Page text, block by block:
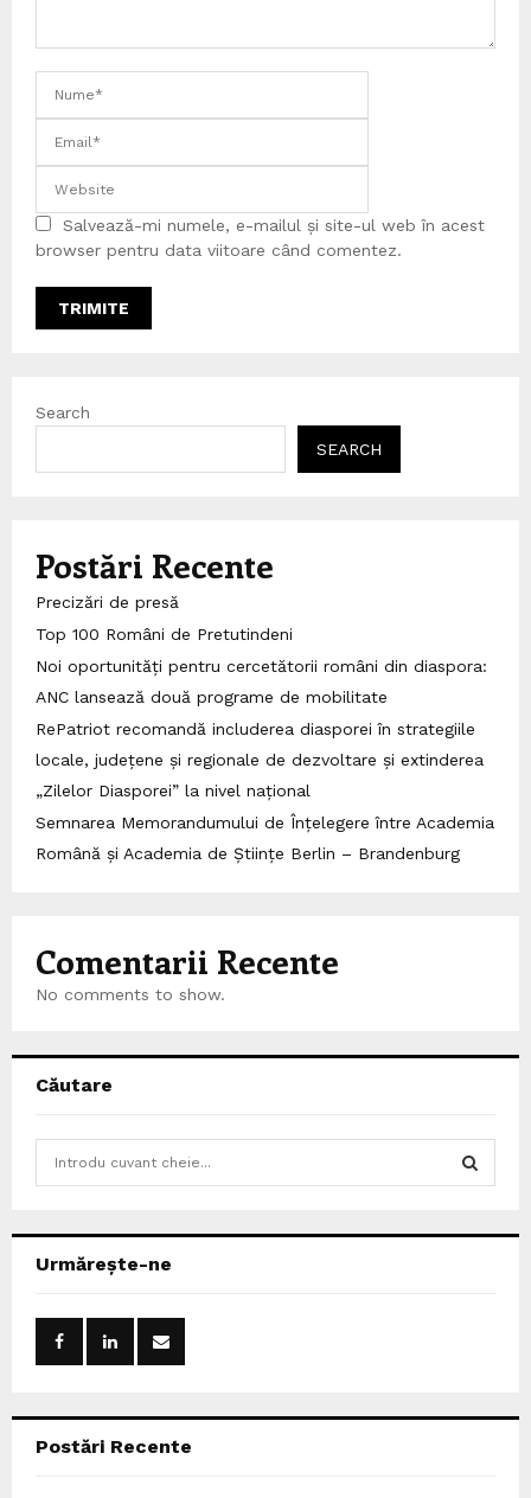
Salvează-mi numele, e-mailul și site-ul web în acest
browser pentru data viitoare când comentez.
Search
SEARCH
Postări Recente
Precizări de presă
Top 100 Români de Pretutindeni
Noi oportunități pentru cercetătorii români din diaspora:
ANC lansează două programe de mobilitate
RePatriot recomandă includerea diasporei în strategiile
locale, județene și regionale de dezvoltare și extinderea
„Zilelor Diasporei” la nivel național
Semnarea Memorandumului de Înțelegere între Academia
Română și Academia de Științe Berlin – Brandenburg
Comentarii Recente
No comments to show.
Căutare
h
Urmărește-ne
Postări Recente